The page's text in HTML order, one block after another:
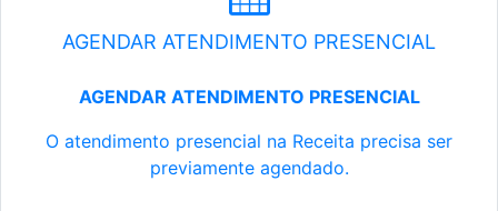
AGENDAR ATENDIMENTO PRESENCIAL
AGENDAR ATENDIMENTO PRESENCIAL
O atendimento presencial na Receita precisa ser
previamente agendado.